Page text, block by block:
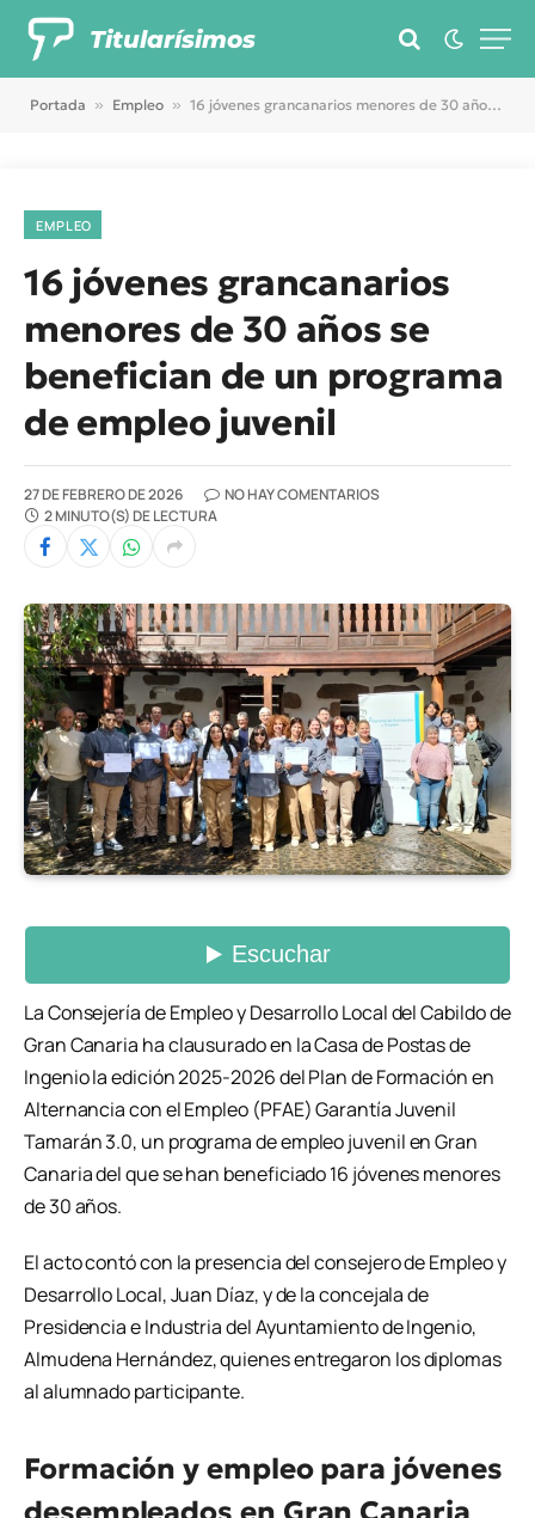
Titularísimos
Portada » Empleo » 16 jóvenes grancanarios menores de 30 años se benefician de un programa de empleo juvenil
EMPLEO
16 jóvenes grancanarios
menores de 30 años se
benefician de un programa
de empleo juvenil
27 DE FEBRERO DE 2026
NO HAY COMENTARIOS
2 MINUTO(S) DE LECTURA
La Consejería de Empleo y Desarrollo Local del Cabildo de
Gran Canaria ha clausurado en la Casa de Postas de
Ingenio la edición 2025-2026 del Plan de Formación en
Alternancia con el Empleo (PFAE) Garantía Juvenil
Tamarán 3.0, un programa de empleo juvenil en Gran
Canaria del que se han beneficiado 16 jóvenes menores
de 30 años.
El acto contó con la presencia del consejero de Empleo y
Desarrollo Local, Juan Díaz, y de la concejala de
Presidencia e Industria del Ayuntamiento de Ingenio,
Almudena Hernández, quienes entregaron los diplomas
al alumnado participante.
Formación y empleo para jóvenes